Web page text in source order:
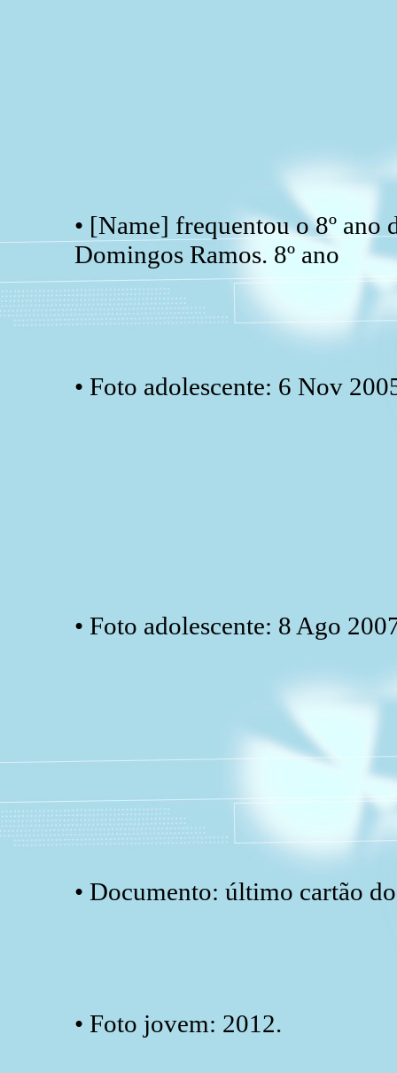
• [Name] frequentou o 8º
Domingos Ramos. 8º ano
• Foto adolescente: 6 Nov
• Foto adolescente: 8 Ago
• Documento: último cartão
• Foto jovem: 2012.